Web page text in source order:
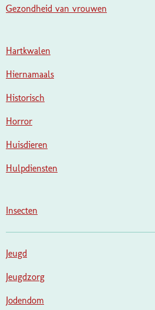
Gezondheid van vrouwen
Hartkwalen
Hiernamaals
Historisch
Horror
Huisdieren
Hulpdiensten
Insecten
Jeugd
Jeugdzorg
Jodendom